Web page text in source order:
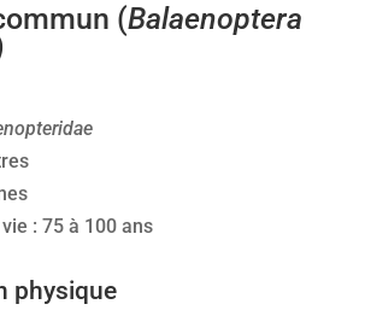
(Balaenoptera
: 75 à 100 ans
physique